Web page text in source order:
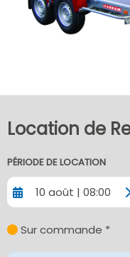
Location de
PÉRIODE DE LOCATION
10 août | 08:00
Sur commande *